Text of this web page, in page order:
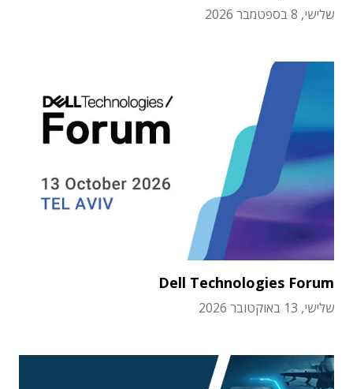
שלישי, 8 בספטמבר 2026
Dell Technologies Forum
שלישי, 13 באוקטובר 2026